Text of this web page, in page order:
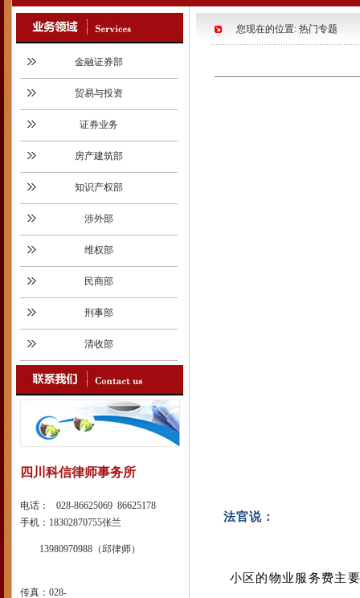
金融证券部
贸易与投资
证券业务
房产建筑部
知识产权部
涉外部
维权部
民商部
刑事部
清收部
四川科信律师事务所
电话： 028-86625069 86625178
手机：18302870755张兰
13980970988（邱律师）
传真：028-
您现在的位置: 热门专题
法官说：
小区的物业服务费主